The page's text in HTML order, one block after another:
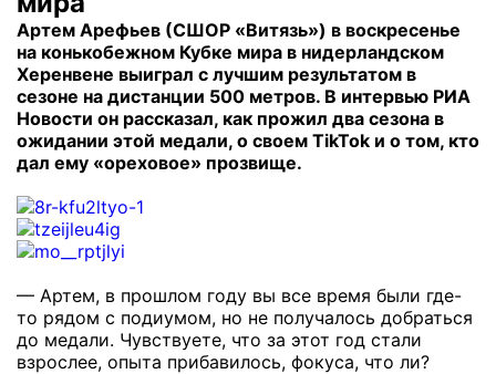
Артем Арефьев (СШОР «Витязь») в воскресенье
на конькобежном Кубке мира в нидерландском
Херенвене выиграл с лучшим результатом в
сезоне на дистанции 500 метров. В интервью РИА
Новости он рассказал, как прожил два сезона в
ожидании этой медали, о своем TikTok и о том, кто
дал ему «ореховое» прозвище.
— Артем, в прошлом году вы все время были где-
то рядом с подиумом, но не получалось добраться
до медали. Чувствуете, что за этот год стали
взрослее, опыта прибавилось, фокуса, что ли?